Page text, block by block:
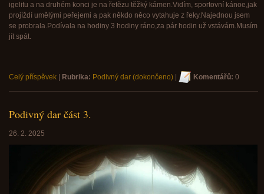
igelitu a na druhém konci je na řetězu těžký kámen.Vidím, sportovní kánoe,jak
projíždí umělými peřejemi a pak někdo něco vytahuje z řeky.Najednou jsem
se probrala.Podívala na hodiny 3 hodiny ráno,za pár hodin už vstávám.Musím
jít spát.
Celý příspěvek Rubrika: Podivný dar (dokončeno) Komentářů: 0
Podivný dar část 3.
26. 2. 2025